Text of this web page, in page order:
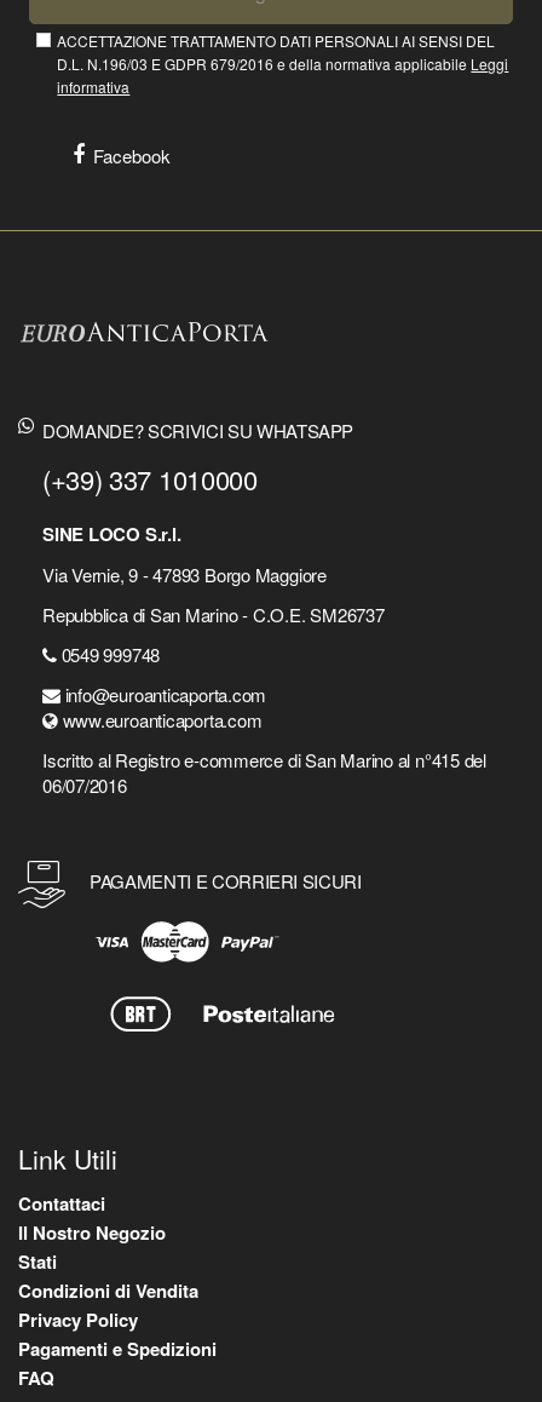
ACCETTAZIONE TRATTAMENTO DATI PERSONALI AI SENSI DEL
D.L. N.196/03 E GDPR 679/2016 e della normativa applicabile Leggi
informativa
Facebook
DOMANDE? SCRIVICI SU WHATSAPP
(+39) 337 1010000
SINE LOCO S.r.l.
Via Vernie, 9 - 47893 Borgo Maggiore
Repubblica di San Marino - C.O.E. SM26737
0549 999748
info@euroanticaporta.com
www.euroanticaporta.com
Iscritto al Registro e-commerce di San Marino al n°415 del
06/07/2016
PAGAMENTI E CORRIERI SICURI
Link Utili
Contattaci
Il Nostro Negozio
Stati
Condizioni di Vendita
Privacy Policy
Pagamenti e Spedizioni
FAQ